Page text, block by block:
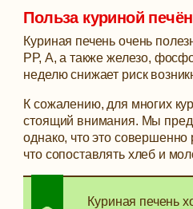
Польза куриной
Куриная печень очень
РР, А, а также железо,
неделю снижает риск
К сожалению, для многих
стоящий внимания. Мы
однако, что это
что сопоставлять хлеб и
Куриная печень